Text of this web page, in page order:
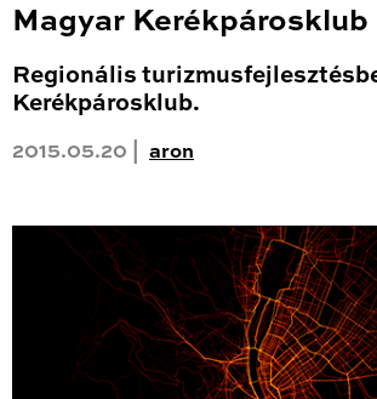
Magyar Kerékpárosklub
Regionális
Kerékpárosklub.
2015.05.20 | aron